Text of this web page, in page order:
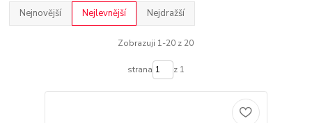
Nejnovější Nejlevnější Nejdražší
Zobrazuji 1-20 z 20
strana z 1